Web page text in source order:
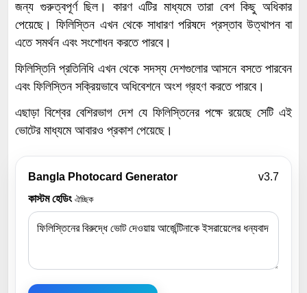
জন্য গুরুত্বপূর্ণ ছিল। কারণ এটির মাধ্যমে তারা বেশ কিছু অধিকার
পেয়েছে। ফিলিস্তিন এখন থেকে সাধারণ পরিষদে প্রস্তাব উত্থাপন বা
এতে সমর্থন এবং সংশোধন করতে পারবে।
ফিলিস্তিনি প্রতিনিধি এখন থেকে সদস্য দেশগুলোর আসনে বসতে পারবেন
এবং ফিলিস্তিন সক্রিয়ভাবে অধিবেশনে অংশ গ্রহণ করতে পারবে।
এছাড়া বিশ্বের বেশিরভাগ দেশ যে ফিলিস্তিনের পক্ষে রয়েছে সেটি এই
ভোটের মাধ্যমে আবারও প্রকাশ পেয়েছে।
Bangla Photocard Generator
v3.7
কাস্টম হেডিং ঐচ্ছিক